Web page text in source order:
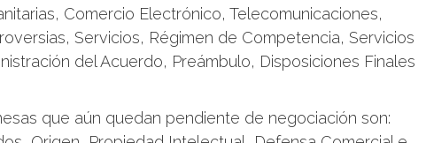
Comercio Electrónico, Telecomunicaciones,
Servicios, Régimen de Competencia, Servicios
del Acuerdo, Preámbulo, Disposiciones Finales
que aún quedan pendiente de negociación son: